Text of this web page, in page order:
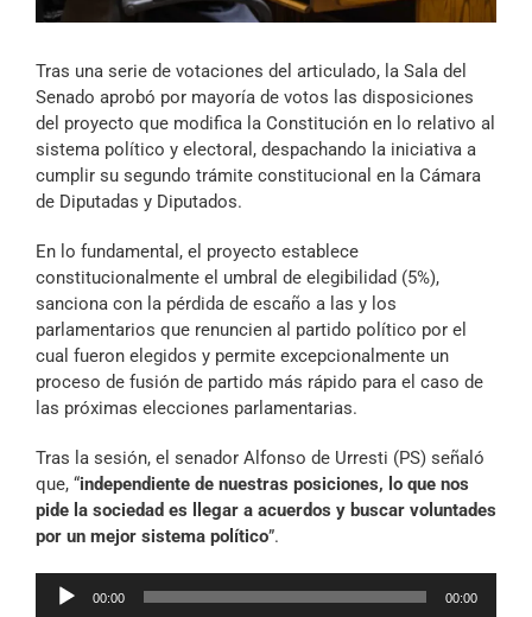
Archivo Sonoro
Tras una serie de votaciones del articulado, la Sala del
Senado aprobó por mayoría de votos las disposiciones
del proyecto que modifica la Constitución en lo relativo al
sistema político y electoral, despachando la iniciativa a
cumplir su segundo trámite constitucional en la Cámara
de Diputadas y Diputados.
En lo fundamental, el proyecto establece
constitucionalmente el umbral de elegibilidad (5%),
sanciona con la pérdida de escaño a las y los
parlamentarios que renuncien al partido político por el
cual fueron elegidos y permite excepcionalmente un
proceso de fusión de partido más rápido para el caso de
las próximas elecciones parlamentarias.
Tras la sesión, el senador Alfonso de Urresti (PS) señaló
que, “independiente de nuestras posiciones, lo que nos
pide la sociedad es llegar a acuerdos y buscar voluntades
por un mejor sistema político”.
Reproductor
00:00 00:00